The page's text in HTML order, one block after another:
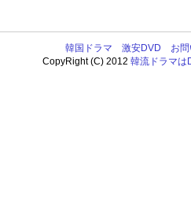
韓国ドラマ 激安DVD
お
CopyRight (C) 2012韓流ドラマは